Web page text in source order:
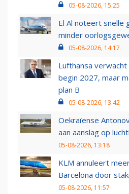
05-08-2026, 15:25
El Al noteert snelle
minder
05-08-2026, 14:17
Lufthansa
begin 2027, maar
plan B
05-08-2026, 13:42
Oekraïense
aan aanslag op
05-08-2026, 13:18
KLM annuleert
Barcelona door
05-08-2026, 11:57